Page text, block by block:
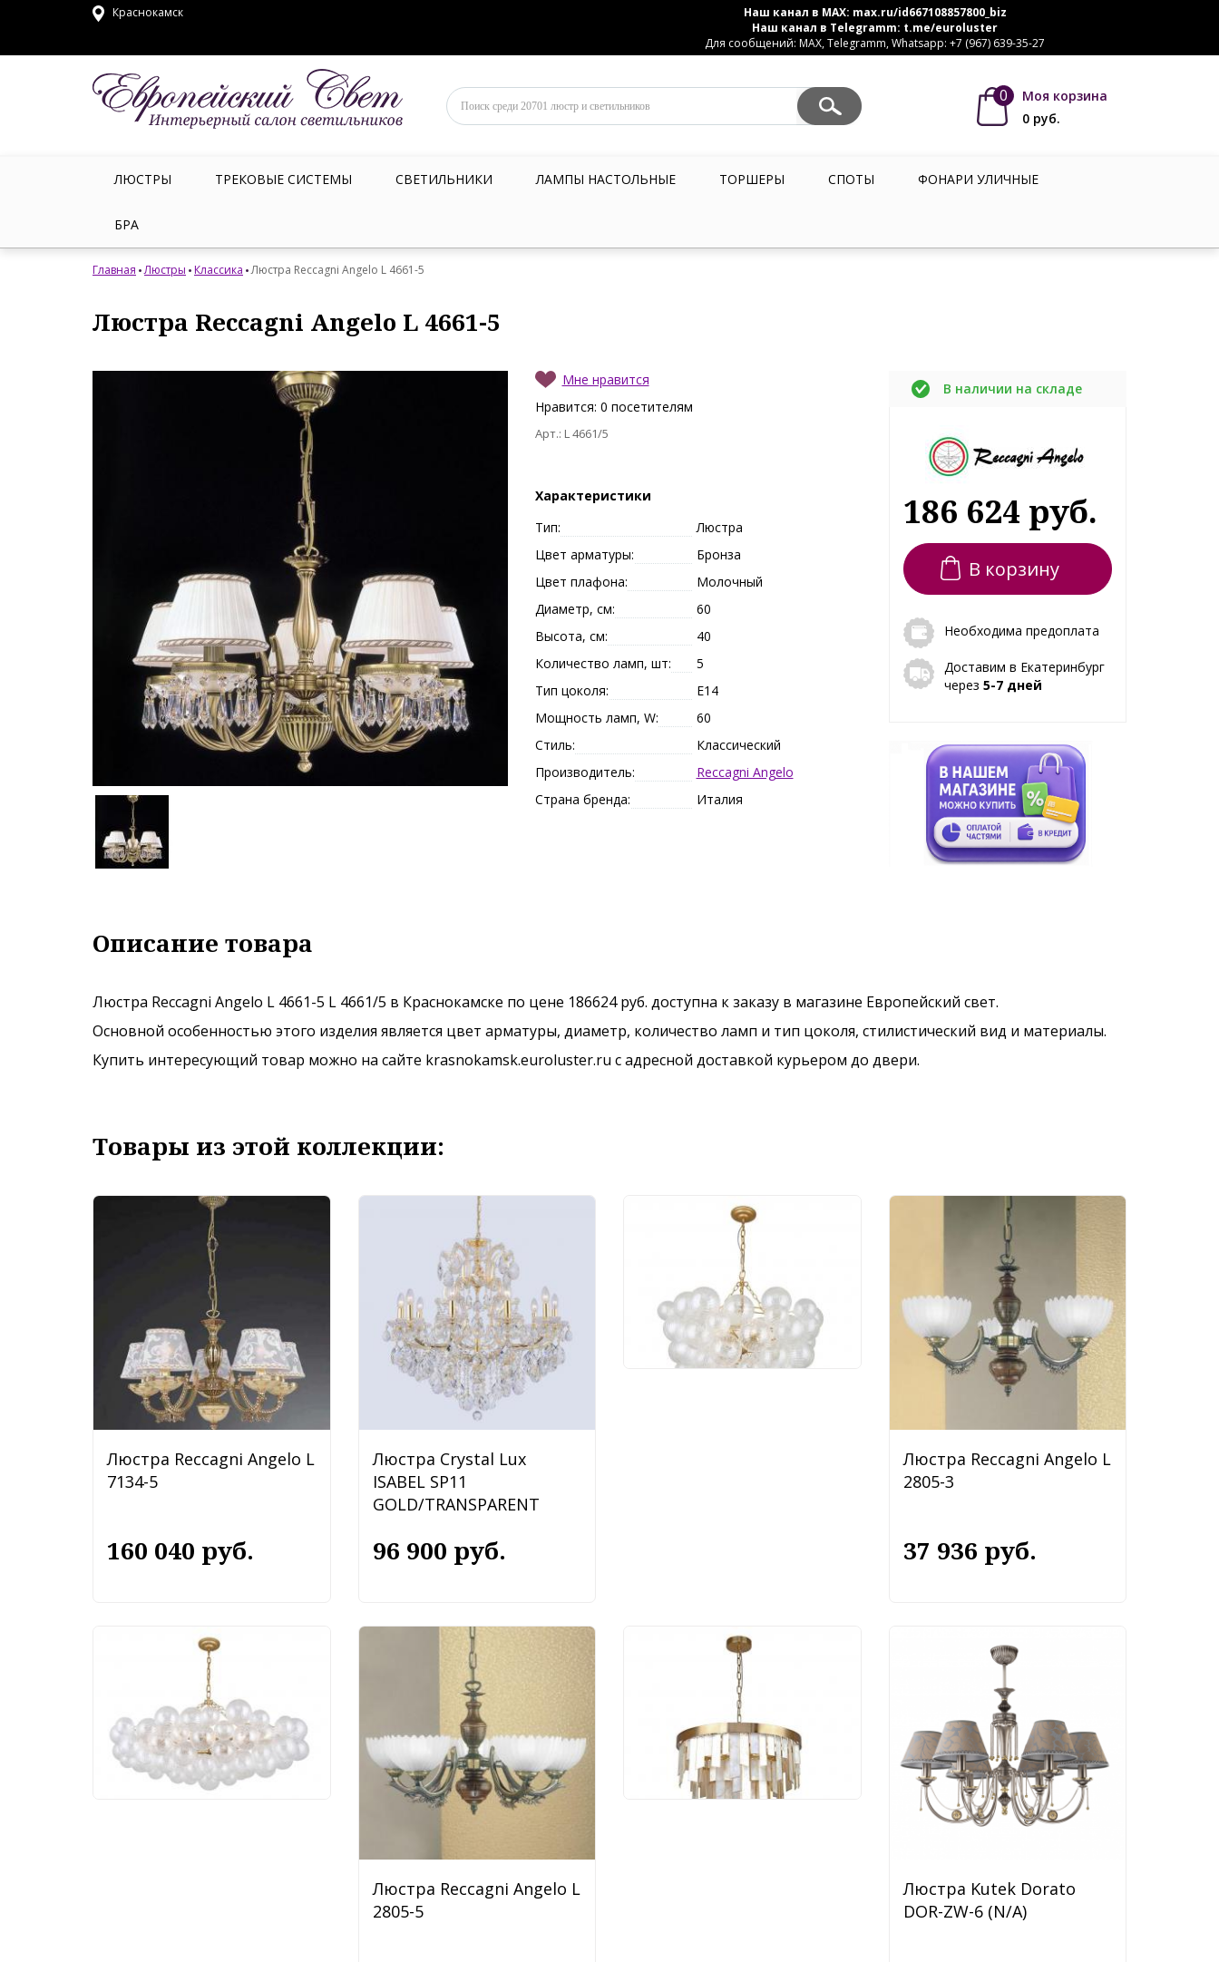
Краснокамск Наш канал в MAX: max.ru/id667108857800_biz
Наш канал в Telegramm: t.me/euroluster
Для сообщений: MAX, Telegramm, Whatsapp: +7 (967) 639-35-27
0
Моя корзина
0 руб.
ЛЮСТРЫ ТРЕКОВЫЕ СИСТЕМЫ СВЕТИЛЬНИКИ ЛАМПЫ НАСТОЛЬНЫЕ ТОРШЕРЫ СПОТЫ ФОНАРИ УЛИЧНЫЕ
БРА
Главная Люстры Классика Люстра Reccagni Angelo L 4661-5
Люстра Reccagni Angelo L 4661-5
Мне нравится
Нравится: 0 посетителям
Арт.: L 4661/5
Характеристики
Тип:
Люстра
Цвет арматуры:
Бронза
Цвет плафона:
Молочный
Диаметр, см:
60
Высота, см:
40
Количество ламп, шт:
5
Тип цоколя:
E14
Мощность ламп, W:
60
Стиль:
Классический
Производитель:
Reccagni Angelo
Страна бренда:
Италия
В наличии на складе
186 624 руб.
В корзину
Необходима предоплата
Доставим в Екатеринбург
через 5-7 дней
Описание товара
Люстра Reccagni Angelo L 4661-5 L 4661/5 в Краснокамске по цене 186624 руб. доступна к заказу в магазине Европейский свет.
Основной особенностью этого изделия является цвет арматуры, диаметр, количество ламп и тип цоколя, стилистический вид и материалы.
Купить интересующий товар можно на сайте krasnokamsk.euroluster.ru с адресной доставкой курьером до двери.
Товары из этой коллекции:
Люстра Reccagni Angelo L
7134-5
160 040 руб.
Люстра Crystal Lux
ISABEL SP11
GOLD/TRANSPARENT
96 900 руб.
Люстра Favourite
Multibulla 4202-6P
91 620 руб.
Люстра Reccagni Angelo L
2805-3
37 936 руб.
Люстра Favourite
Multibulla 4202-10P
113 760 руб.
Люстра Reccagni Angelo L
2805-5
Люстра Favourite Shally
88 920 руб.
Люстра Kutek Dorato
DOR-ZW-6 (N/A)